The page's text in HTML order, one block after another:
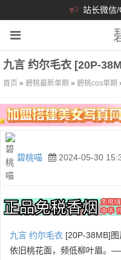
站长微信
九言 约尔毛衣 [20P-
首页 » 碧桃最新单期 » 碧桃cos单期
碧桃喵 2024-05-30
九言 约尔毛衣 [20P-38MB]
依旧桃花面，频低柳叶眉。